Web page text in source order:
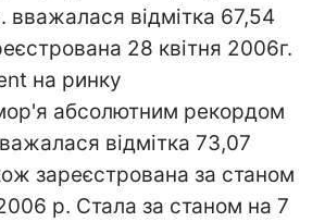
відмітка 67,54
28 квітня 2006г.
на ринку
абсолютним рекордом
відмітка 73,07
зареєстрована за станом
р. Стала за станом на 7